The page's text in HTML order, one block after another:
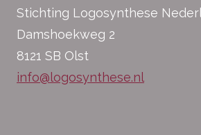
Stichting Logosynthese
Damshoekweg 2
8121 SB Olst
info@logosynthese.nl